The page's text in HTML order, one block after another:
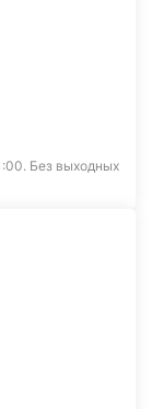
Без выходных